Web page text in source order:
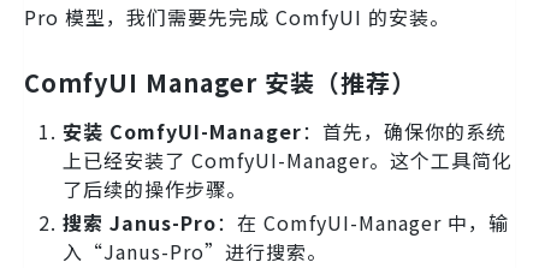
Pro 模型，我们需要先完成 ComfyUI 的安装。
ComfyUI Manager 安装（推荐）
安装 ComfyUI-Manager：首先，确保你的系统
上已经安装了 ComfyUI-Manager。这个工具简化
了后续的操作步骤。
搜索 Janus-Pro：在 ComfyUI-Manager 中，输
入“Janus-Pro”进行搜索。